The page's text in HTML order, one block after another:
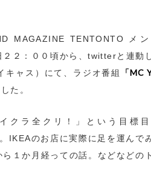
MAGAZINE TENTONTO メ
２：００頃から、twitterと連動
ャス）にて、ラジオ番組
「MC
た。
クラ全クリ！」という目標
IKEAのお店に実際に足を運んで
１か月経っての話。などなどの